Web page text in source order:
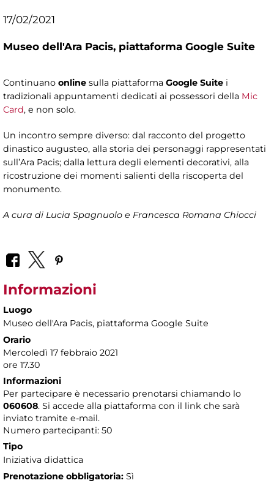
17/02/2021
Museo dell'Ara Pacis, piattaforma Google Suite
Continuano online sulla piattaforma Google Suite i
tradizionali appuntamenti dedicati ai possessori della Mic
Card, e non solo.
Un incontro sempre diverso: dal racconto del progetto
dinastico augusteo, alla storia dei personaggi rappresentati
sull’Ara Pacis; dalla lettura degli elementi decorativi, alla
ricostruzione dei momenti salienti della riscoperta del
monumento.
A cura di Lucia Spagnuolo e Francesca Romana Chiocci
Informazioni
Luogo
Museo dell'Ara Pacis, piattaforma Google Suite
Orario
Mercoledì 17 febbraio 2021
ore 17.30
Informazioni
Per partecipare è necessario prenotarsi chiamando lo
060608. Si accede alla piattaforma con il link che sarà
inviato tramite e-mail.
Numero partecipanti: 50
Tipo
Iniziativa didattica
Prenotazione obbligatoria: Sì